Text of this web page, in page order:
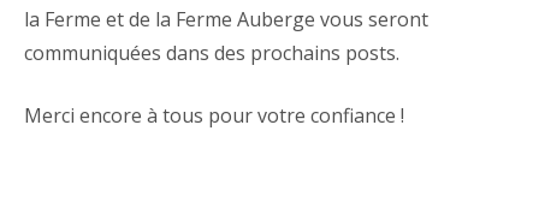
la Ferme et de la Ferme Auberge vous seront
communiquées dans des prochains posts.
Merci encore à tous pour votre confiance !